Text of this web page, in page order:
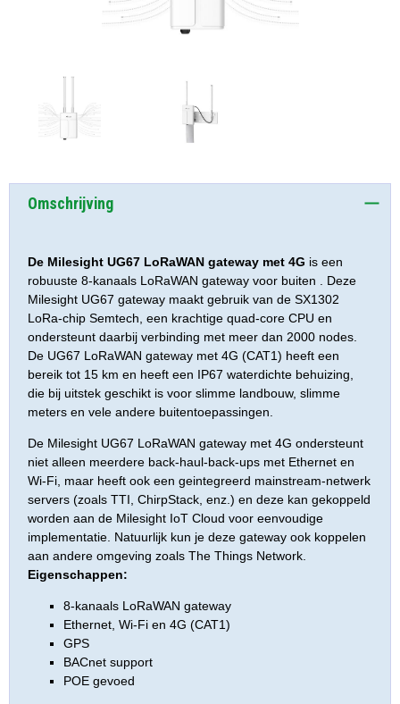
Omschrijving
De Milesight UG67 LoRaWAN gateway met 4G is een
robuuste 8-kanaals LoRaWAN gateway voor buiten . Deze
Milesight UG67 gateway maakt gebruik van de SX1302
LoRa-chip Semtech, een krachtige quad-core CPU en
ondersteunt daarbij verbinding met meer dan 2000 nodes.
De UG67 LoRaWAN gateway met 4G (CAT1) heeft een
bereik tot 15 km en heeft een IP67 waterdichte behuizing,
die bij uitstek geschikt is voor slimme landbouw, slimme
meters en vele andere buitentoepassingen.
De Milesight UG67 LoRaWAN gateway met 4G ondersteunt
niet alleen meerdere back-haul-back-ups met Ethernet en
Wi-Fi, maar heeft ook een geintegreerd mainstream-netwerk
servers (zoals TTI, ChirpStack, enz.) en deze kan gekoppeld
worden aan de Milesight IoT Cloud voor eenvoudige
implementatie. Natuurlijk kun je deze gateway ook koppelen
aan andere omgeving zoals The Things Network.
Eigenschappen:
8-kanaals LoRaWAN gateway
Ethernet, Wi-Fi en 4G (CAT1)
GPS
BACnet support
POE gevoed